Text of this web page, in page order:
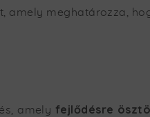
amely meghatározza,
amely fejlődésre